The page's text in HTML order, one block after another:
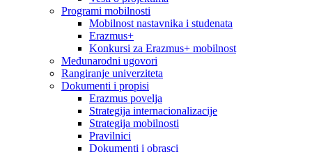
Programi mobilnosti
Mobilnost nastavnika i studenata
Erazmus+
Konkursi za Erazmus+ mobilnost
Međunarodni ugovori
Rangiranje univerziteta
Dokumenti i propisi
Erazmus povelja
Strategija internacionalizacije
Strategija mobilnosti
Pravilnici
Dokumenti i obrasci